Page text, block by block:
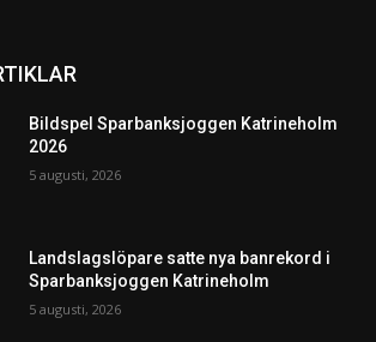
Bildspel Sparbanksjoggen Katrineholm
2026
5 augusti, 2026
Landslagslöpare satte nya banrekord i
Sparbanksjoggen Katrineholm
5 augusti, 2026